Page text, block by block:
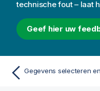
technische fout – laat
Geef hier uw